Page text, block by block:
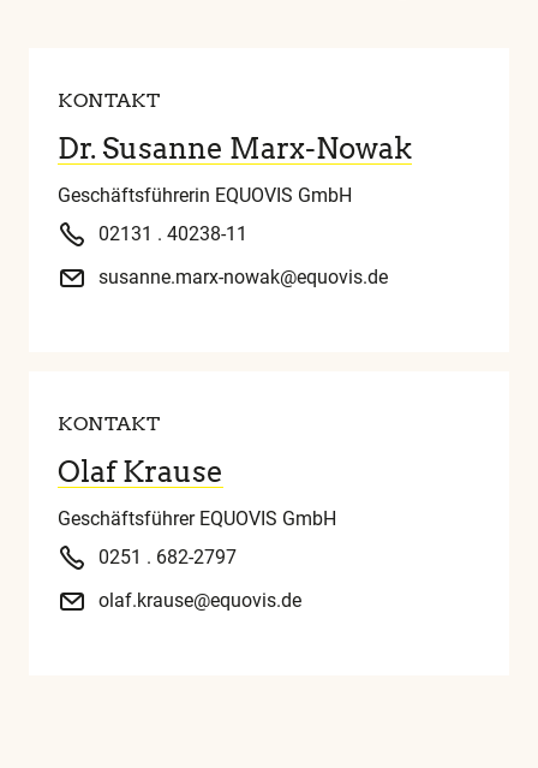
KONTAKT
Dr. Susanne Marx-Nowak
Geschäftsführerin EQUOVIS GmbH
02131 . 40238-11
susanne.marx-nowak@equovis.de
KONTAKT
Olaf Krause
Geschäftsführer EQUOVIS GmbH
0251 . 682-2797
olaf.krause@equovis.de